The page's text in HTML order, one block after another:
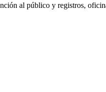
al público y registros,